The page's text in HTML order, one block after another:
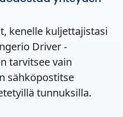
kenelle kuljettajistasi
Driver -
tarvitsee vain
sähköpostitse
tunnuksilla.